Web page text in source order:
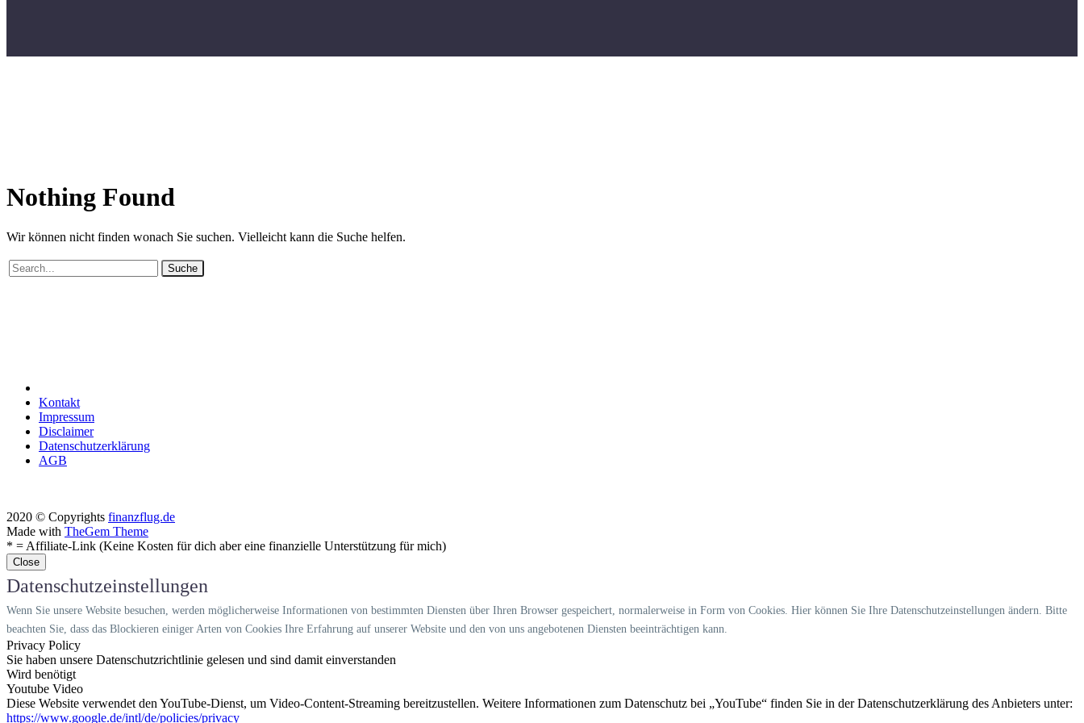
Nothing Found
Wir können nicht finden wonach Sie suchen. Vielleicht kann die Suche helfen.
Suche
Kontakt
Impressum
Disclaimer
Datenschutzerklärung
AGB
2020 © Copyrights finanzflug.de
Made with TheGem Theme
* = Affiliate-Link (Keine Kosten für dich aber eine finanzielle Unterstützung für mich)
Close
Datenschutzeinstellungen
Wenn Sie unsere Website besuchen, werden möglicherweise Informationen von bestimmten Diensten über Ihren Browser gespeichert, normalerweise in Form von Cookies. Hier können Sie Ihre Datenschutzeinstellungen ändern. Bitte
beachten Sie, dass das Blockieren einiger Arten von Cookies Ihre Erfahrung auf unserer Website und den von uns angebotenen Diensten beeinträchtigen kann.
Privacy Policy
Sie haben unsere Datenschutzrichtlinie gelesen und sind damit einverstanden
Wird benötigt
Youtube Video
Diese Website verwendet den YouTube-Dienst, um Video-Content-Streaming bereitzustellen. Weitere Informationen zum Datenschutz bei „YouTube“ finden Sie in der Datenschutzerklärung des Anbieters unter:
https://www.google.de/intl/de/policies/privacy